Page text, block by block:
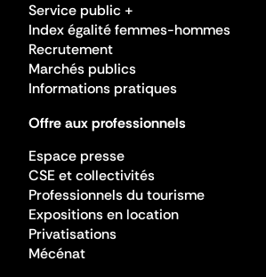
Service public +
Index égalité femmes-hommes
Recrutement
Marchés publics
Informations pratiques
Offre aux professionnels
Espace presse
CSE et collectivités
Professionnels du tourisme
Expositions en location
Privatisations
Mécénat